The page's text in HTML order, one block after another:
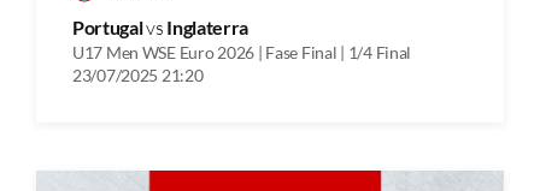
Portugalvs Inglaterra
U17 Men WSE Euro 2026 | Fase Final | 1/4 Final
23/07/2025 21:20